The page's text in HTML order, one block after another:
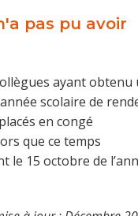
pas pu avoir
ayant obtenu
scolaire de
en congé
que ce temps
le 15 octobre de